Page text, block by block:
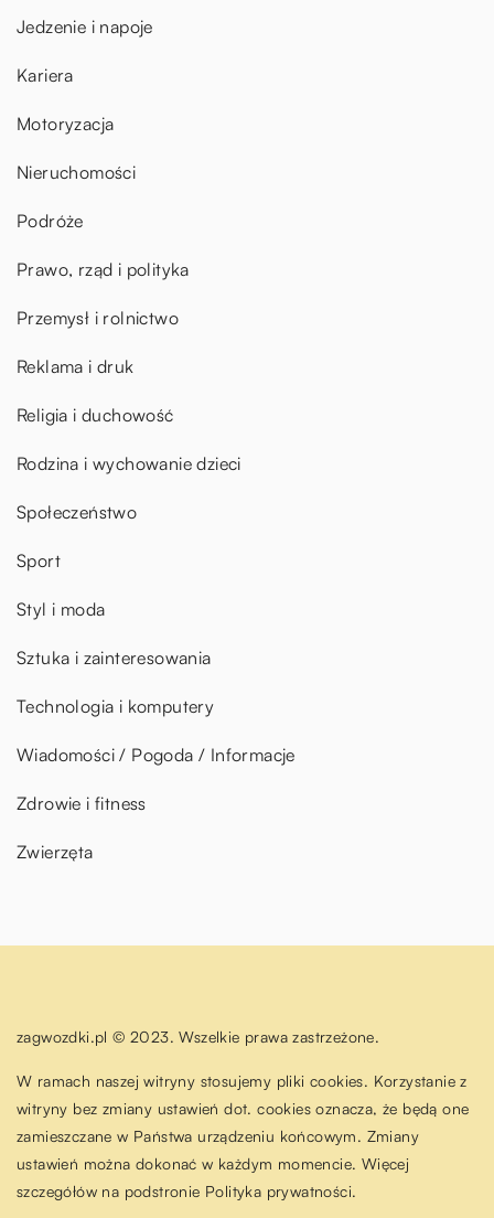
Jedzenie i napoje
Kariera
Motoryzacja
Nieruchomości
Podróże
Prawo, rząd i polityka
Przemysł i rolnictwo
Reklama i druk
Religia i duchowość
Rodzina i wychowanie dzieci
Społeczeństwo
Sport
Styl i moda
Sztuka i zainteresowania
Technologia i komputery
Wiadomości / Pogoda / Informacje
Zdrowie i fitness
Zwierzęta
zagwozdki.pl © 2023. Wszelkie prawa zastrzeżone.
W ramach naszej witryny stosujemy pliki cookies. Korzystanie z
witryny bez zmiany ustawień dot. cookies oznacza, że będą one
zamieszczane w Państwa urządzeniu końcowym. Zmiany
ustawień można dokonać w każdym momencie. Więcej
szczegółów na podstronie Polityka prywatności.